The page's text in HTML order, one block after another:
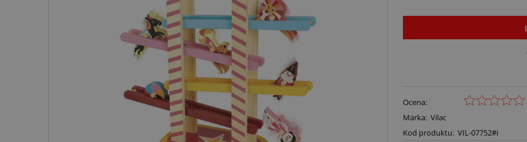
Ocena:
Marka: Vilac
Kod produktu: VIL-07752#i